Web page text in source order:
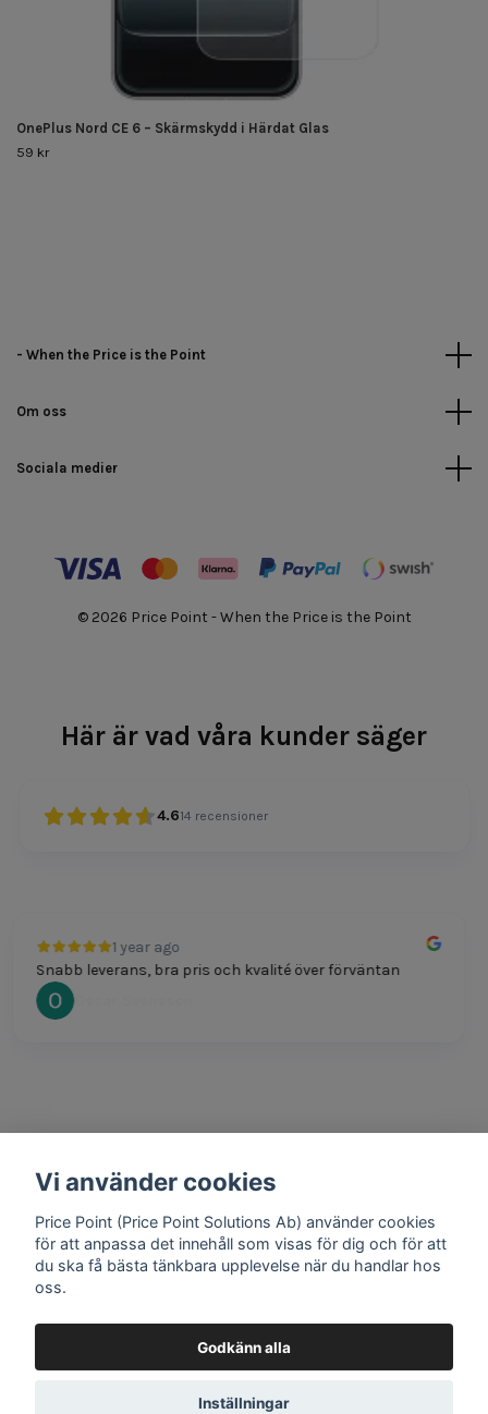
OnePlus Nord CE 6 – Skärmskydd i Härdat Glas
59 kr
- When the Price is the Point
Om oss
Sociala medier
© 2026 Price Point - When the Price is the Point
Här är vad våra kunder säger
4.614 recensioner
1 year ago
Snabb leverans, bra pris och kvalité över förväntan
Oscar Svensson
1 year ago
Mathias Johansson
Google review widgetby
Vi använder cookies
Price Point (Price Point Solutions Ab) använder cookies
för att anpassa det innehåll som visas för dig och för att
du ska få bästa tänkbara upplevelse när du handlar hos
oss.
Godkänn alla
Inställningar